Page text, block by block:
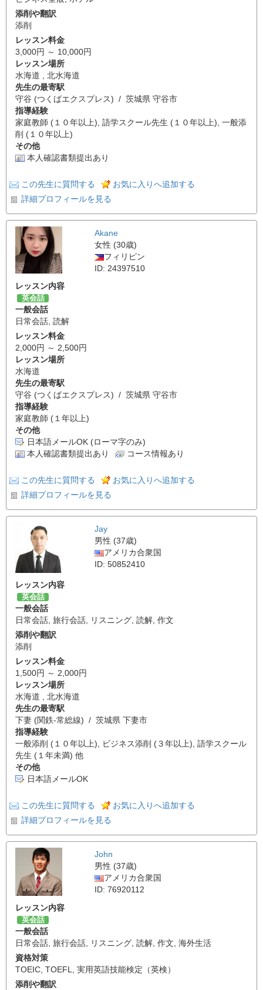
添削や翻訳
添削
レッスン料金
3,000円 ～ 10,000円
レッスン場所
水海道 , 北水海道
先生の最寄駅
守谷 (つくばエクスプレス) / 茨城県 守谷市
指導経験
家庭教師 (１０年以上), 語学スクール先生 (１０年以上), 一般添
削 (１０年以上)
その他
本人確認書類提出あり
この先生に質問する
お気に入りへ追加する
詳細プロフィールを見る
Akane
女性 (30歳)
フィリピン
ID: 24397510
レッスン内容
英会話
一般会話
日常会話 読解
レッスン料金
2,000円 ～ 2,500円
レッスン場所
水海道
先生の最寄駅
守谷 (つくばエクスプレス) / 茨城県 守谷市
指導経験
家庭教師 (１年以上)
その他
日本語メールOK (ローマ字のみ)
本人確認書類提出あり
コース情報あり
この先生に質問する
お気に入りへ追加する
詳細プロフィールを見る
Jay
男性 (37歳)
アメリカ合衆国
ID: 50852410
レッスン内容
英会話
一般会話
日常会話 旅行会話 リスニング 読解 作文
添削や翻訳
添削
レッスン料金
1,500円 ～ 2,000円
レッスン場所
水海道 , 北水海道
先生の最寄駅
下妻 (関鉄-常総線) / 茨城県 下妻市
指導経験
一般添削 (１０年以上), ビジネス添削 (３年以上), 語学スクール
先生 (１年未満) 他
その他
日本語メールOK
この先生に質問する
お気に入りへ追加する
詳細プロフィールを見る
John
男性 (37歳)
アメリカ合衆国
ID: 76920112
レッスン内容
英会話
一般会話
日常会話 旅行会話 リスニング 読解 作文 海外生活
資格対策
TOEIC TOEFL
実用英語技能検定（英検）
添削や翻訳